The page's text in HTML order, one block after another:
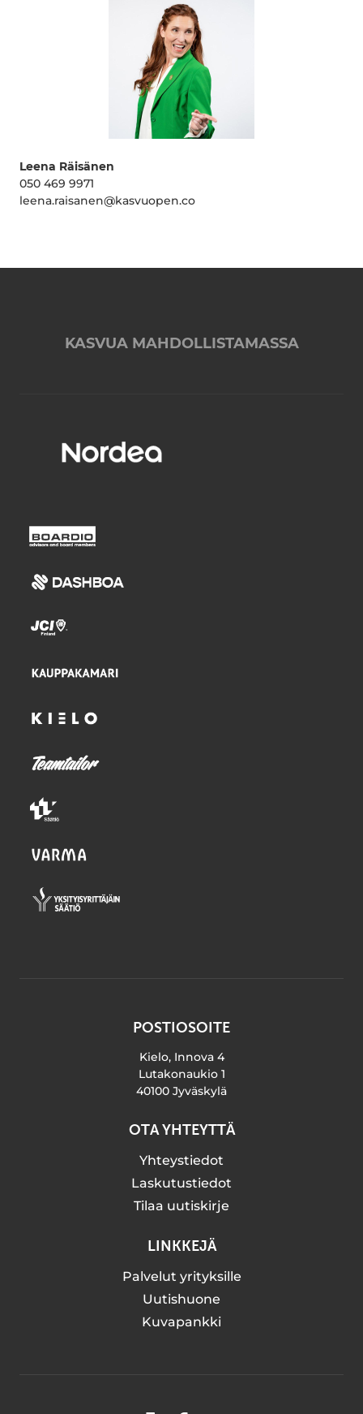
Leena Räisänen
050 469 9971
leena.raisanen@kasvuopen.co
KASVUA MAHDOLLISTAMASSA
POSTIOSOITE
Kielo, Innova 4
Lutakonaukio 1
40100 Jyväskylä
OTA YHTEYTTÄ
Yhteystiedot
Laskutustiedot
Tilaa uutiskirje
LINKKEJÄ
Palvelut yrityksille
Uutishuone
Kuvapankki